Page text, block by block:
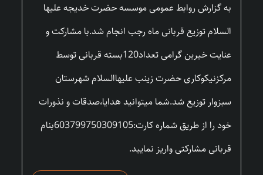
به گزارش روابط عمومی موسسه حضرت خدیجه علیها
السلام توزیع قربانی ماه رجب انجام شد.با مشارکت و
عنایت خیرین گرامی تعداد120بسته قربانی توسط
مرکزنیکوکاری حضرت زینب علیهاالسلام شهرستان
سبزوار توزیع شد.شما میتوانید هدایا،صدقات و نذورات
خود را از طریق شماره کارت:603799750309105بنام
قربانی مشارکتی واریز نمایید.